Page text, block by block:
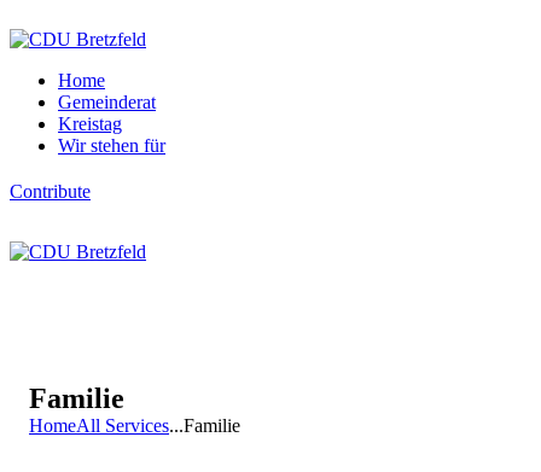
Home
Gemeinderat
Kreistag
Wir stehen für
Contribute
Familie
HomeAll Services...Familie